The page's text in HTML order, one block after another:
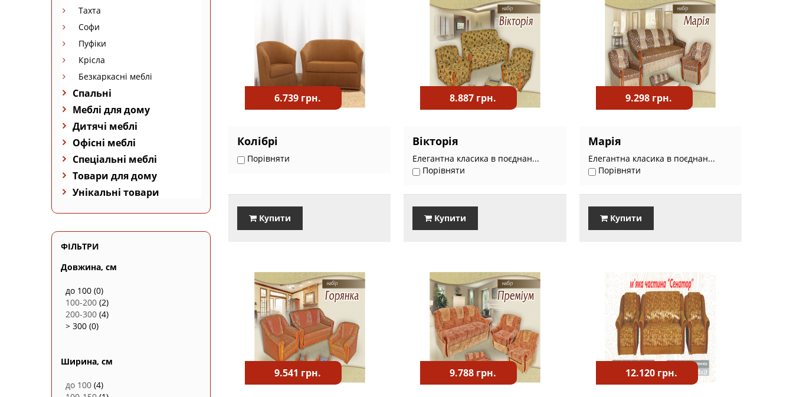
Тахта
Софи
Пуфіки
Крісла
Безкаркасні меблі
Спальні
Меблі для дому
Дитячі меблі
Офісні меблі
Спеціальні меблі
Товари для дому
Унікальні товари
ФІЛЬТРИ
Довжина, см
до 100 (0)
100-200 (2)
200-300 (4)
> 300 (0)
Ширина, см
до 100 (4)
6.739 грн.
Колібрі
Порівняти
Купити
8.887 грн.
Вікторія
Елегантна класика в поєднан...
Порівняти
Купити
9.298 грн.
Марія
Елегантна класика в поєднан...
Порівняти
Купити
9.541 грн. 9.788 грн. 12.120 грн.